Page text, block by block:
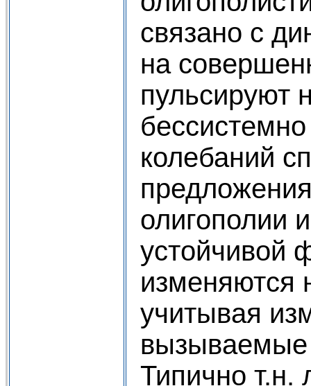
связано с
на
пульсируют
колебаний
олигополии
устойчивой
изменяются
учитывая
Типично т.н.